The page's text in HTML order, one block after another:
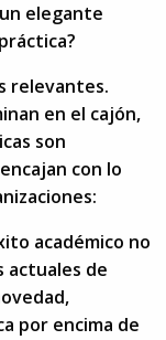
elegante
relevantes.
en el cajón,
son
con lo
académico no
actuales de
por encima de